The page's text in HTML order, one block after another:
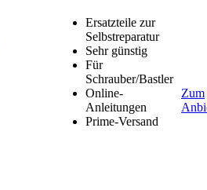
Ersatzteile zur
Selbstreparatur
Sehr günstig
Für
Schrauber/Bastler
Online-
Anleitungen
Prime-Versand
Zum